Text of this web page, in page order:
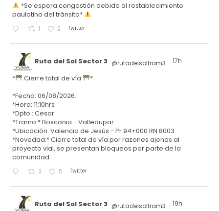
*Se espera congestión debido al restablecimiento
paulatino del tránsito*
1 2 Twitter
Ruta del Sol Sector 3 @rutadelsoltram3 · 17h
* Cierre total de vía
*
*Fecha: 06/08/2026.
*Hora: 11:10hrs
*Dpto.: Cesar
*Tramo:* Bosconia - Valledupar
*Ubicación: Valencia de Jesús - Pr 94+000 RN 8003
*Novedad:* Cierre total de vía por razones ajenas al
proyecto vial, se presentan bloqueos por parte de la
comunidad.
3 5 Twitter
Ruta del Sol Sector 3 @rutadelsoltram3 · 19h